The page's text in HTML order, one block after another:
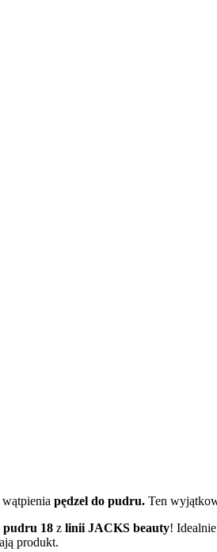
pędzel do pudru. Ten
pudru 18 z linii JACKS beauty!
produkt.